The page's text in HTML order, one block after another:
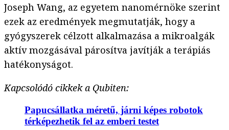
Joseph Wang, az egyetem nanomérnöke szerint
ezek az eredmények megmutatják, hogy a
gyógyszerek célzott alkalmazása a mikroalgák
aktív mozgásával párosítva javítják a terápiás
hatékonyságot.
Kapcsolódó cikkek a Qubiten:
Papucsállatka méretű, járni képes robotok
térképezhetik fel az emberi testet